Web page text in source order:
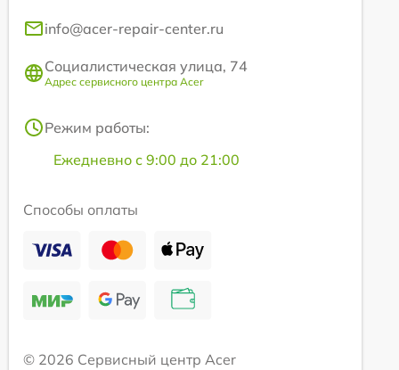
info@acer-repair-center.ru
Социалистическая улица, 74
Адрес сервисного центра Acer
Режим работы:
Ежедневно с 9:00 до 21:00
Способы оплаты
© 2026 Сервисный центр Acer